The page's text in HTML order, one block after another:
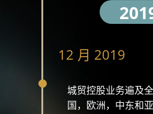
12 月 2019
城贸控股业务遍及
国，欧洲，中东和